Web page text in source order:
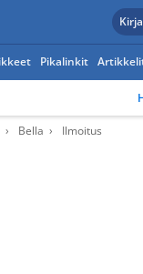
Pikalinkit
Bella Ilmoitus